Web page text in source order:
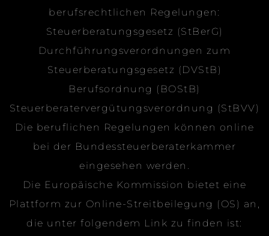
berufsrechtlichen Regelungen:
Steuerberatungsgesetz (StBerG)
Durchführungsverordnungen zum
Steuerberatungsgesetz (DVStB)
Berufsordnung (BOStB)
Steuerberatervergütungsverordnung (StBVV)
Die beruflichen Regelungen können online
bei der Bundessteuerberaterkammer
eingesehen werden.
Die Europäische Kommission bietet eine
Plattform zur Online-Streitbeilegung (OS) an,
die unter folgendem Link zu finden ist: